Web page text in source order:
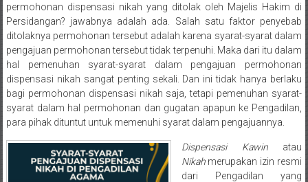
Batang/Brebes/
Purworejo,
Kebumen/Magelang/Temanggung/Mungkid/Demak/
Batu/
Blitar/Surabaya/Palembang/
Bekasi/Jakarta
selatan/
Jakarta
Utara/
Jakarta
Pusat/
permohonan dispensasi nikah yang ditolak oleh Majelis Hakim di
Persidangan? jawabnya adalah ada. Salah satu faktor penyebab
ditolaknya permohonan tersebut adalah karena syarat-syarat dalam
pengajuan permohonan tersebut tidak terpenuhi. Maka dari itu dalam
hal pemenuhan syarat-syarat dalam pengajuan permohonan
dispensasi nikah sangat penting sekali. Dan ini tidak hanya berlaku
bagi permohonan dispensasi nikah saja, tetapi pemenuhan syarat-
syarat dalam hal permohonan dan gugatan apapun ke Pengadilan,
para pihak dituntut untuk memenuhi syarat dalam pengajuannya.
Dispensasi Kawinatau
Nikahmerupakan izin resmi
dari Pengadilan yang